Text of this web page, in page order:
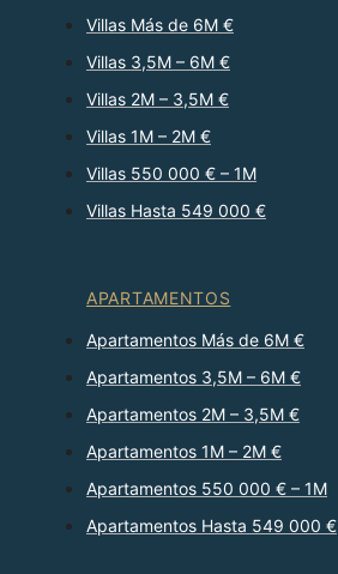
Villas Más de 6M €
Villas 3,5M – 6M €
Villas 2M – 3,5M €
Villas 1M – 2M €
Villas 550 000 € – 1M
Villas Hasta 549 000 €
APARTAMENTOS
Apartamentos Más de 6M €
Apartamentos 3,5M – 6M €
Apartamentos 2M – 3,5M €
Apartamentos 1M – 2M €
Apartamentos 550 000 € – 1M
Apartamentos Hasta 549 000 €